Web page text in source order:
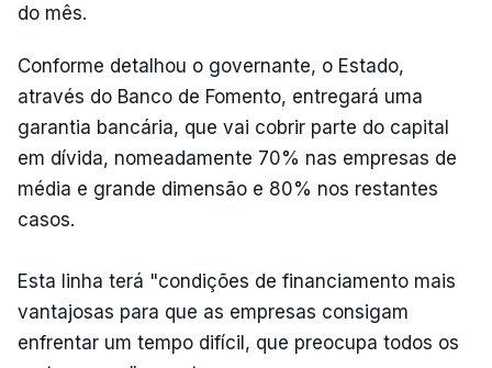
do mês.
Conforme detalhou o governante, o Estado,
através do Banco de Fomento, entregará uma
garantia bancária, que vai cobrir parte do capital
em dívida, nomeadamente 70% nas empresas de
média e grande dimensão e 80% nos restantes
casos.
Esta linha terá "condições de financiamento mais
vantajosas para que as empresas consigam
enfrentar um tempo difícil, que preocupa todos os